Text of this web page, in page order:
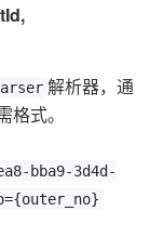
解析器，通
式。
bba9-3d4d-